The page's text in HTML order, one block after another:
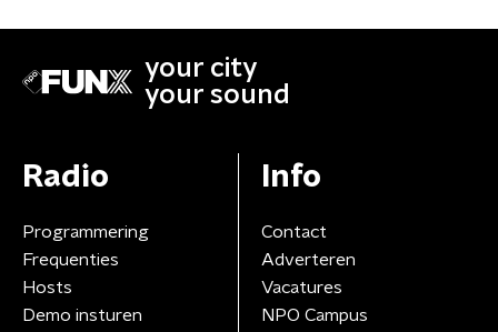
your city
your sound
Radio
Programmering
Frequenties
Hosts
Demo insturen
Info
Contact
Adverteren
Vacatures
NPO Campus